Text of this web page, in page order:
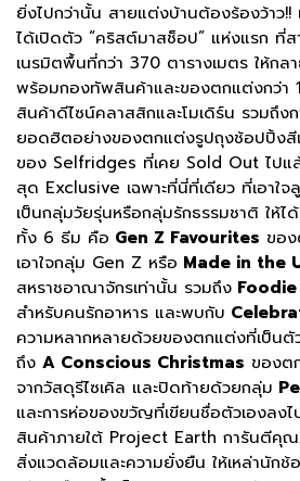
ยิ่งไปกว่านั้น สายแต่งบ้านต้องร้องว้าว
ได้เปิดตัว “คริสต์มาสช็อป” แห่งแรก ที่
เนรมิตพื้นที่กว่า 370 ตารางเมตร ให้ก
พร้อมกองทัพสินค้าและของตกแต่งกว่า
สินค้าดีไซน์คลาสสิกและโมเดิร์น รวมถึง
ยอดฮิตอย่างของตกแต่งรูปถุงช้อปปิ้งสี
ของ Selfridges ที่เคย Sold Out ไปแ
สุด Exclusive เฉพาะที่นี่ที่เดียว ที่เอาใจ
เป็นกลุ่มวัยรุ่นหรือกลุ่มรักธรรมชาติ ให้ไ
ทั้ง 6 ธีม คือ Gen Z Favourites ขอ
เอาใจกลุ่ม Gen Z หรือ Made in the
สหราชอาณาจักรเท่านั้น รวมถึง
สำหรับคนรักอาหาร และพบกับ
ความหลากหลายด้วยของตกแต่งที่เป็น
ถึง A Conscious Christmas ของต
จากวัสดุรีไซเคิล และปิดท้ายด้วยกลุ่ม
และการห่อของขวัญที่เขียนชื่อตัวเองลงไ
สินค้าภายใต้ Project Earth การันตีคุณ
สิ่งแวดล้อมและความยั่งยืน ให้เหล่านักช้